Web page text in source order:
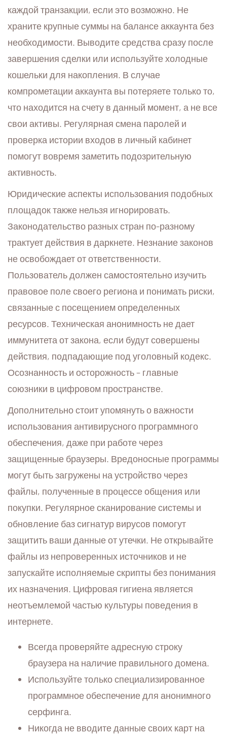
каждой транзакции, если это возможно. Не
храните крупные суммы на балансе аккаунта без
необходимости. Выводите средства сразу после
завершения сделки или используйте холодные
кошельки для накопления. В случае
компрометации аккаунта вы потеряете только то,
что находится на счету в данный момент, а не все
свои активы. Регулярная смена паролей и
проверка истории входов в личный кабинет
помогут вовремя заметить подозрительную
активность.
Юридические аспекты использования подобных
площадок также нельзя игнорировать.
Законодательство разных стран по-разному
трактует действия в даркнете. Незнание законов
не освобождает от ответственности.
Пользователь должен самостоятельно изучить
правовое поле своего региона и понимать риски,
связанные с посещением определенных
ресурсов. Техническая анонимность не дает
иммунитета от закона, если будут совершены
действия, подпадающие под уголовный кодекс.
Осознанность и осторожность – главные
союзники в цифровом пространстве.
Дополнительно стоит упомянуть о важности
использования антивирусного программного
обеспечения, даже при работе через
защищенные браузеры. Вредоносные программы
могут быть загружены на устройство через
файлы, полученные в процессе общения или
покупки. Регулярное сканирование системы и
обновление баз сигнатур вирусов помогут
защитить ваши данные от утечки. Не открывайте
файлы из непроверенных источников и не
запускайте исполняемые скрипты без понимания
их назначения. Цифровая гигиена является
неотъемлемой частью культуры поведения в
интернете.
Всегда проверяйте адресную строку
браузера на наличие правильного домена.
Используйте только специализированное
программное обеспечение для анонимного
серфинга.
Никогда не вводите данные своих карт на